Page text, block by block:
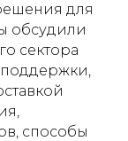
для
обсудили
сектора
поддержки,
способы